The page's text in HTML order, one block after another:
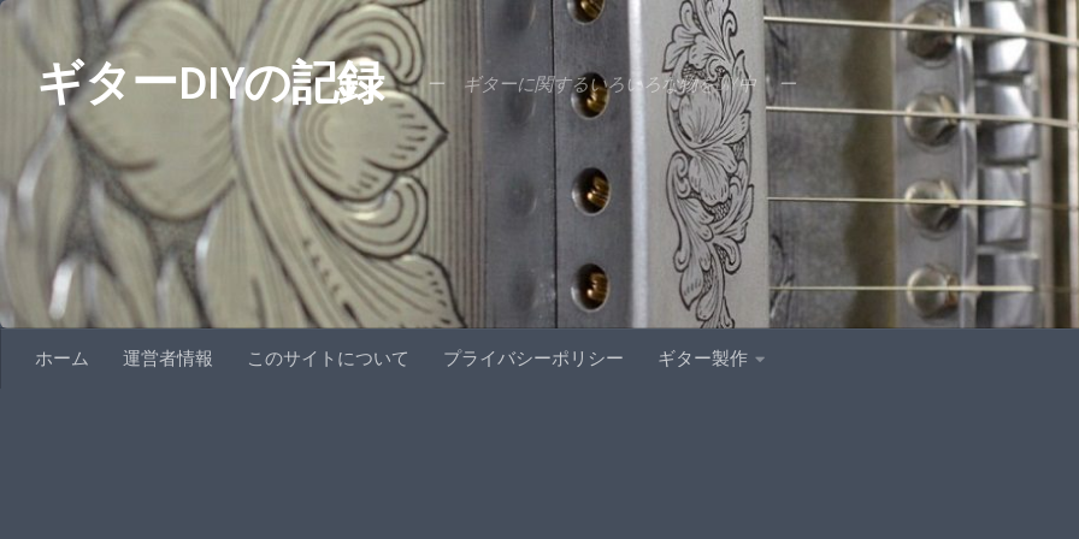
コンテンツへスキップ
ギターDIYの記録 ー ギターに関するいろいろな物をDIY中 ー
ホーム 運営者情報 このサイトについて プライバシーポリシー ギター製作